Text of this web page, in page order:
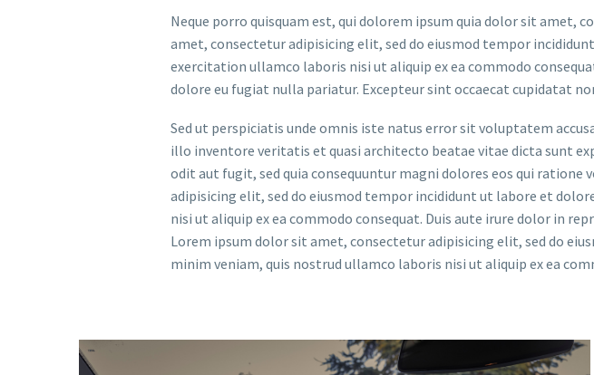
Neque porro quisquam est, qui dolorem ipsum quia dolor sit amet,
amet, consectetur adipisicing elit, sed do eiusmod tempor
exercitation ullamco laboris nisi ut aliquip ex ea commodo
dolore eu fugiat nulla pariatur. Excepteur sint occaecat cupidatat
Sed ut perspiciatis unde omnis iste natus error sit voluptatem
illo inventore veritatis et quasi architecto beatae vitae dicta sunt
odit aut fugit, sed quia consequuntur magni dolores eos qui
adipisicing elit, sed do eiusmod tempor incididunt ut labore et
nisi ut aliquip ex ea commodo consequat. Duis aute irure dolor in
Lorem ipsum dolor sit amet, consectetur adipisicing elit, sed do
minim veniam, quis nostrud ullamco laboris nisi ut aliquip ex ea